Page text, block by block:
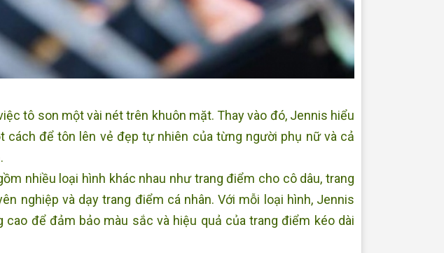
tô son một vài nét trên khuôn mặt. Thay vào đó, Jennis hiểu
cách để tôn lên vẻ đẹp tự nhiên của từng người phụ nữ và cả
nhiều loại hình khác nhau như trang điểm cho cô dâu, trang
nghiệp và dạy trang điểm cá nhân. Với mỗi loại hình, Jennis
để đảm bảo màu sắc và hiệu quả của trang điểm kéo dài